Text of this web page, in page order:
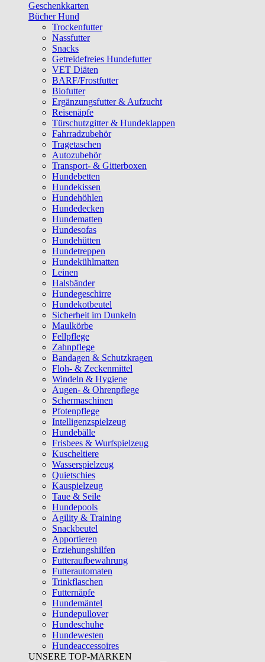
Geschenkkarten
Bücher Hund
Trockenfutter
Nassfutter
Snacks
Getreidefreies Hundefutter
VET Diäten
BARF/Frostfutter
Biofutter
Ergänzungsfutter & Aufzucht
Reisenäpfe
Türschutzgitter & Hundeklappen
Fahrradzubehör
Tragetaschen
Autozubehör
Transport- & Gitterboxen
Hundebetten
Hundekissen
Hundehöhlen
Hundedecken
Hundematten
Hundesofas
Hundehütten
Hundetreppen
Hundekühlmatten
Leinen
Halsbänder
Hundegeschirre
Hundekotbeutel
Sicherheit im Dunkeln
Maulkörbe
Fellpflege
Zahnpflege
Bandagen & Schutzkragen
Floh- & Zeckenmittel
Windeln & Hygiene
Augen- & Ohrenpflege
Schermaschinen
Pfotenpflege
Intelligenzspielzeug
Hundebälle
Frisbees & Wurfspielzeug
Kuscheltiere
Wasserspielzeug
Quietschies
Kauspielzeug
Taue & Seile
Hundepools
Agility & Training
Snackbeutel
Apportieren
Erziehungshilfen
Futteraufbewahrung
Futterautomaten
Trinkflaschen
Futternäpfe
Hundemäntel
Hundepullover
Hundeschuhe
Hundewesten
Hundeaccessoires
UNSERE TOP-MARKEN